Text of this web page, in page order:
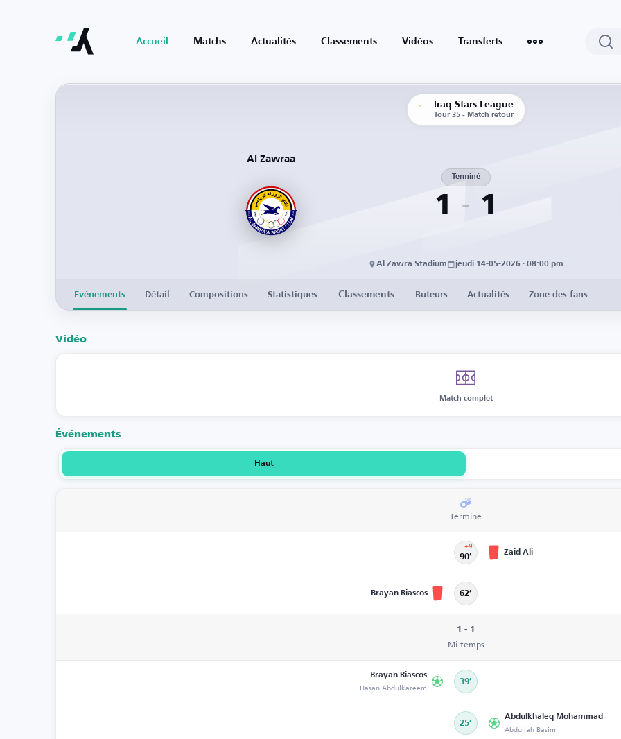
Accueil Matchs Actualités Classements Vidéos Transferts
Iraq Stars League
Tour 35 - Match retour
Al Zawraa
1
Terminé
1
Al Zawra Stadium jeudi 14-05-2026 · 08:00 pm
Événements Détail Compositions Statistiques Classements Buteurs Actualités Zone des fans
Vidéo
Match complet
Événements
Haut
Terminé
90’
+9
Zaid Ali
Brayan Riascos 62’
1 - 1
Mi-temps
Brayan Riascos
Hasan Abdulkareem 39’
25’
Abdulkhaleq Mohammad
Abdullah Basim